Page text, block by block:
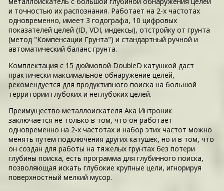
и точностью их распознания. Работает на 2-х частотах
одновременно, имеет 3 годографа, 10 цифровых
показателей целей (ID, VDI, индексы), отстройку от грунта
(метод "Компенсации Грунта") и стандартный ручной и
автоматический баланс грунта.
Комплектация с 15 дюймовой DoubleD катушкой даст
практически максимальное обнаружение целей,
рекомендуется для продуктивного поиска на большой
территории глубоких и неглубоких целей.
Преимущество металлоискателя Ака Интроник
заключается не только в том, что он работает
одновременно на 2-х частотах и набор этих частот можно
менять путем подключения других катушек, но и в том, что
он создан для работы на тяжелых грунтах без потери
глубины поиска, есть программа для глубинного поиска,
позволяющая искать глубокие крупные цели, игнорируя
поверхностный мелкий мусор.